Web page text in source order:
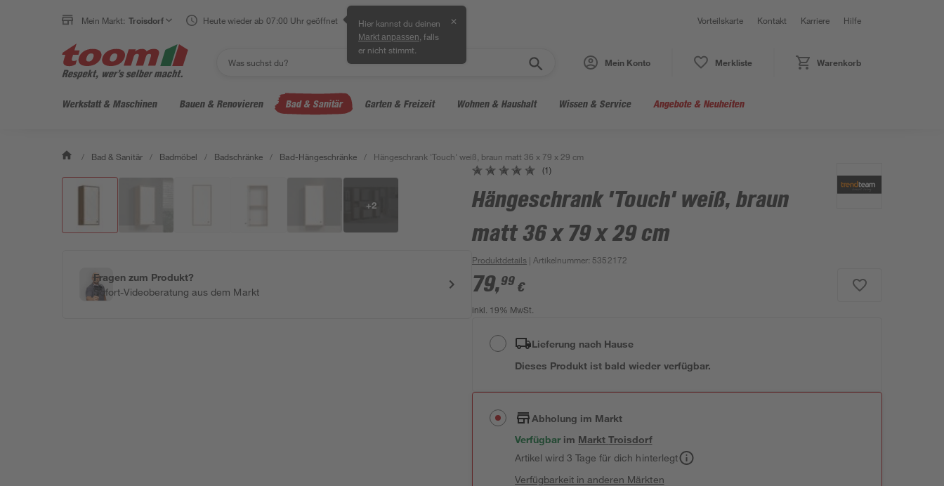
Mein Markt: Troisdorf Heute wieder ab 07:00 Uhr geöffnet Hier kannst du deinen
Markt anpassen , falls
er nicht stimmt.
✕ Vorteilskarte Kontakt Karriere Hilfe
Mein Konto Merkliste Warenkorb
Werkstatt & Maschinen Bauen & Renovieren Bad & Sanitär Garten & Freizeit Wohnen & Haushalt Wissen & Service Angebote & Neuheiten
/ Bad & Sanitär / Badmöbel / Badschränke / Bad-Hängeschränke / Hängeschrank 'Touch' weiß, braun matt 36 x 79 x 29 cm
+2
Fragen zum Produkt?
Sofort-Videoberatung aus dem Markt
(1)
Hängeschrank 'Touch' weiß, braun
matt 36 x 79 x 29 cm
Produktdetails | Artikelnummer: 5352172
79,99 €
inkl. 19% MwSt.
Lieferung nach Hause
Dieses Produkt ist bald wieder verfügbar.
Abholung im Markt
Verfügbar im MarktTroisdorf
Artikel wird 3 Tage für dich hinterlegt
Verfügbarkeit in anderen Märkten